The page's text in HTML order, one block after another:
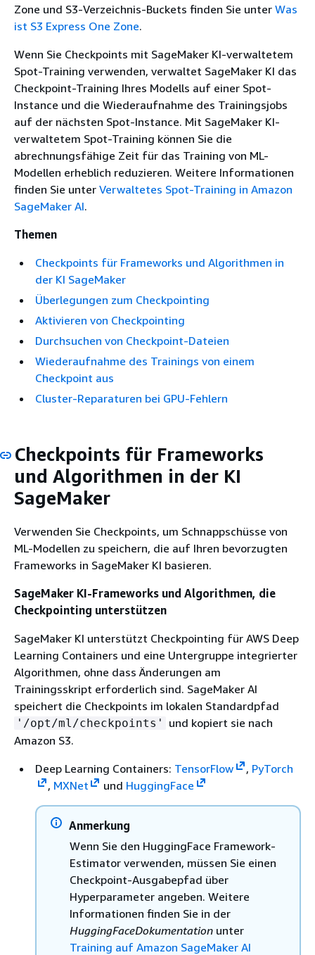
Zone und S3-Verzeichnis-Buckets finden Sie unter Was
ist S3 Express One Zone.
Wenn Sie Checkpoints mit SageMaker KI-verwaltetem
Spot-Training verwenden, verwaltet SageMaker KI das
Checkpoint-Training Ihres Modells auf einer Spot-
Instance und die Wiederaufnahme des Trainingsjobs
auf der nächsten Spot-Instance. Mit SageMaker KI-
verwaltetem Spot-Training können Sie die
abrechnungsfähige Zeit für das Training von ML-
Modellen erheblich reduzieren. Weitere Informationen
finden Sie unter Verwaltetes Spot-Training in Amazon
SageMaker AI.
Themen
Checkpoints für Frameworks und Algorithmen in
der KI SageMaker
Überlegungen zum Checkpointing
Aktivieren von Checkpointing
Durchsuchen von Checkpoint-Dateien
Wiederaufnahme des Trainings von einem
Checkpoint aus
Cluster-Reparaturen bei GPU-Fehlern
Checkpoints für Frameworks
und Algorithmen in der KI
SageMaker
Verwenden Sie Checkpoints, um Schnappschüsse von
ML-Modellen zu speichern, die auf Ihren bevorzugten
Frameworks in SageMaker KI basieren.
SageMaker KI-Frameworks und Algorithmen, die
Checkpointing unterstützen
SageMaker KI unterstützt Checkpointing für AWS Deep
Learning Containers und eine Untergruppe integrierter
Algorithmen, ohne dass Änderungen am
Trainingsskript erforderlich sind. SageMaker AI
speichert die Checkpoints im lokalen Standardpfad
'/opt/ml/checkpoints'
und kopiert sie nach
Amazon S3.
Deep Learning Containers: TensorFlow , PyTorch
, MXNet und HuggingFace
Anmerkung
Wenn Sie den HuggingFace Framework-
Estimator verwenden, müssen Sie einen
Checkpoint-Ausgabepfad über
Hyperparameter angeben. Weitere
Informationen finden Sie in der
HuggingFaceDokumentation unter
Training auf Amazon SageMaker AI